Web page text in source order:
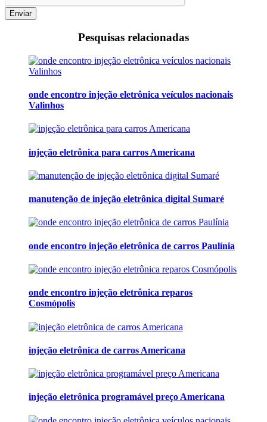
Enviar
Pesquisas relacionadas
onde encontro injeção eletrônica veículos nacionais
Valinhos
injeção eletrônica para carros Americana
manutenção de injeção eletrônica digital Sumaré
onde encontro injeção eletrônica de carros Paulínia
onde encontro injeção eletrônica reparos
Cosmópolis
injeção eletrônica de carros Americana
injeção eletrônica programável preço Americana